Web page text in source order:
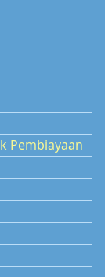
Pembiayaan